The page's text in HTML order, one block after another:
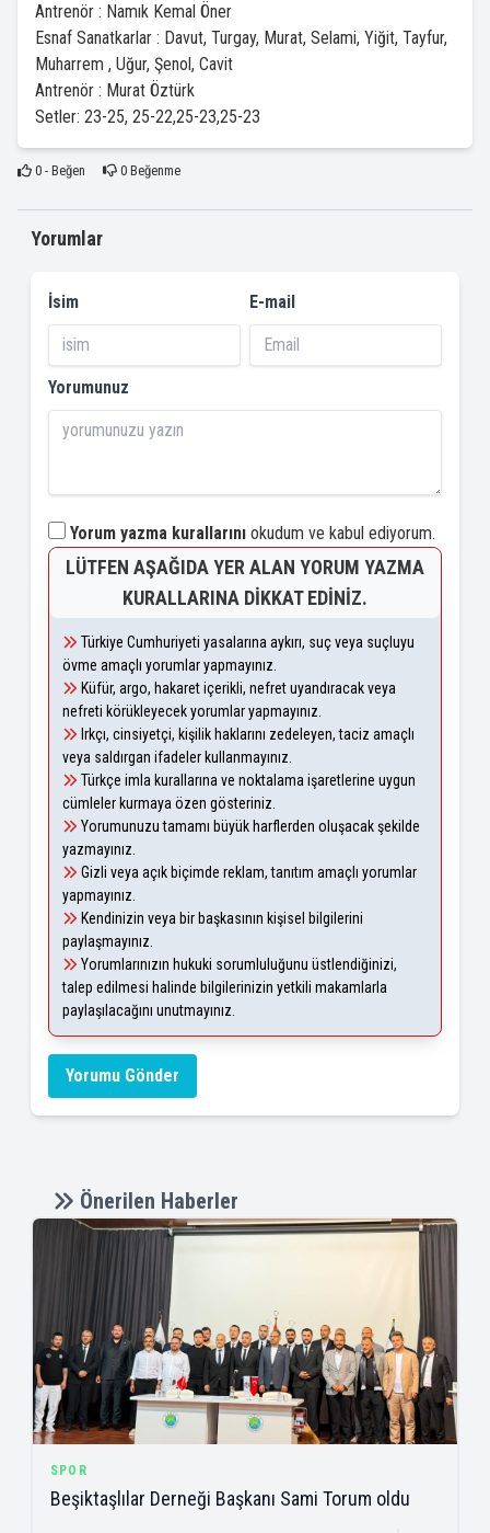
Antrenör : Namık Kemal Öner
Esnaf Sanatkarlar : Davut, Turgay, Murat, Selami, Yiğit, Tayfur,
Muharrem , Uğur, Şenol, Cavit
Antrenör : Murat Öztürk
Setler: 23-25, 25-22,25-23,25-23
0- Beğen 0Beğenme
Yorumlar
İsim E-mail
Yorumunuz
Yorum yazma kurallarını okudum ve kabul ediyorum.
LÜTFEN AŞAĞIDA YER ALAN YORUM YAZMA
KURALLARINA DIKKAT EDINIZ.
Türkiye Cumhuriyeti yasalarına aykırı, suç veya suçluyu
övme amaçlı yorumlar yapmayınız.
Küfür, argo, hakaret içerikli, nefret uyandıracak veya
nefreti körükleyecek yorumlar yapmayınız.
Irkçı, cinsiyetçi, kişilik haklarını zedeleyen, taciz amaçlı
veya saldırgan ifadeler kullanmayınız.
Türkçe imla kurallarına ve noktalama işaretlerine uygun
cümleler kurmaya özen gösteriniz.
Yorumunuzu tamamı büyük harflerden oluşacak şekilde
yazmayınız.
Gizli veya açık biçimde reklam, tanıtım amaçlı yorumlar
yapmayınız.
Kendinizin veya bir başkasının kişisel bilgilerini
paylaşmayınız.
Yorumlarınızın hukuki sorumluluğunu üstlendiğinizi,
talep edilmesi halinde bilgilerinizin yetkili makamlarla
paylaşılacağını unutmayınız.
Yorumu Gönder
Önerilen Haberler
SPOR
Beşiktaşlılar Derneği Başkanı Sami Torum oldu